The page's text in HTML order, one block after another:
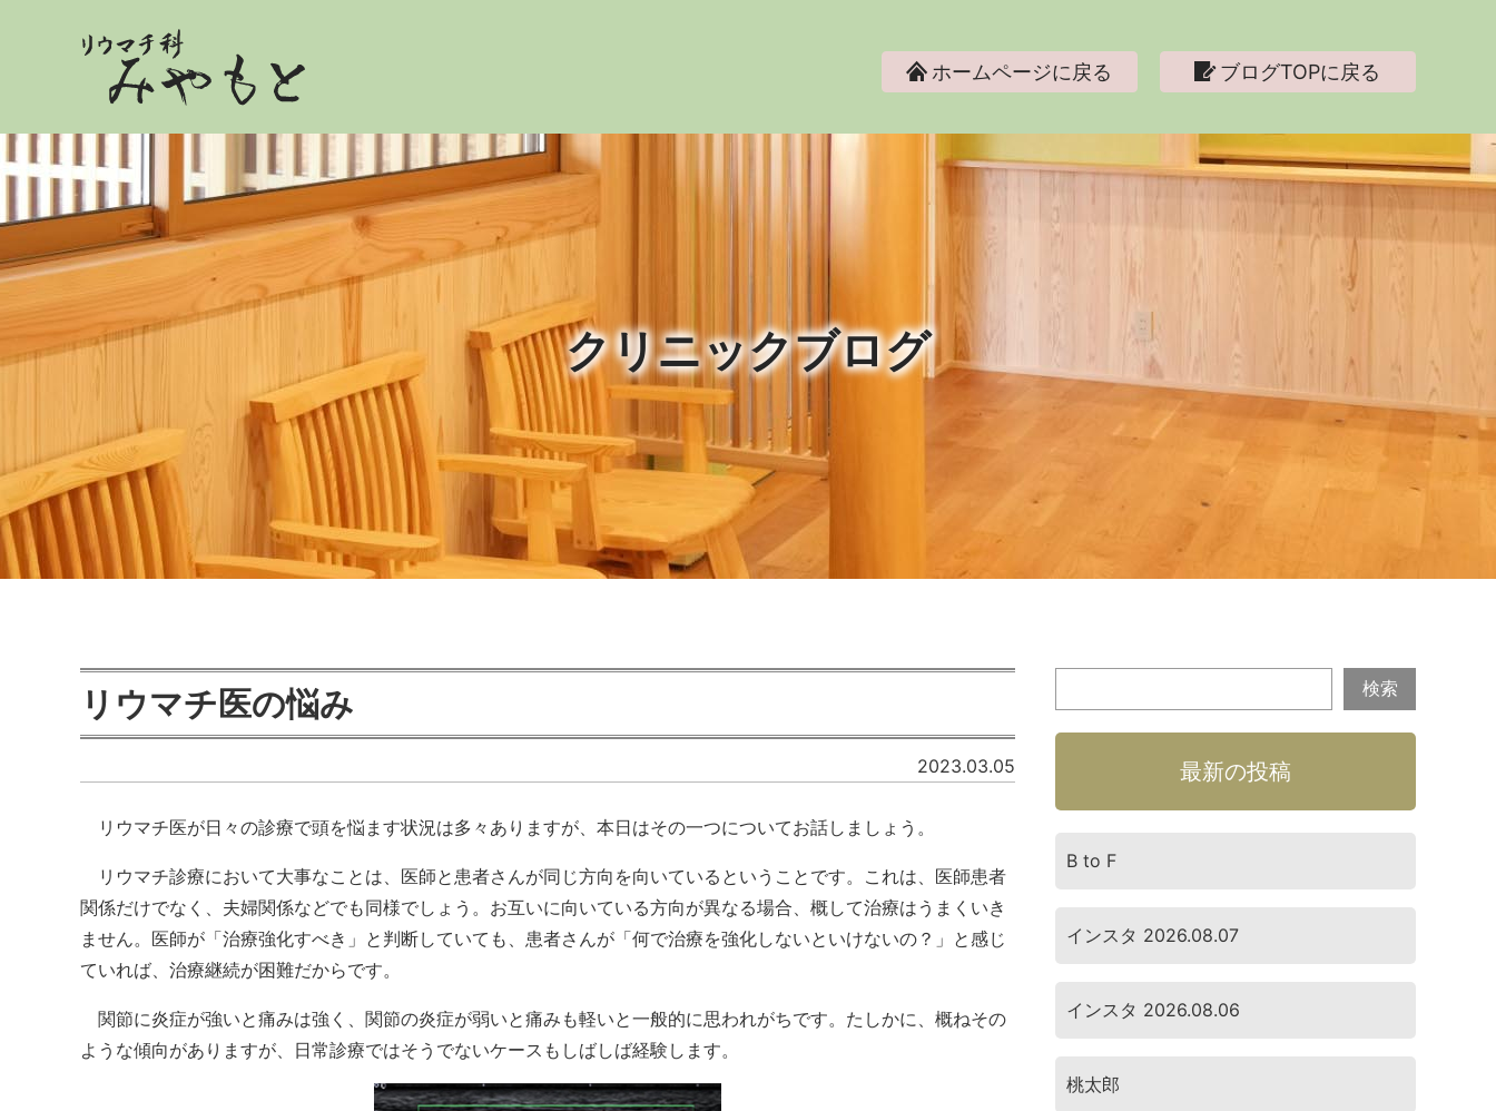
ホームページに戻る ブログTOPに戻る
クリニックブログ
リウマチ医の悩み
2023.03.05
リウマチ医が日々の診療で頭を悩ます状況は多々ありますが、本日はその一つについてお話しましょう。
リウマチ診療において大事なことは、医師と患者さんが同じ方向を向いているということです。これは、医師患者
関係だけでなく、夫婦関係などでも同様でしょう。お互いに向いている方向が異なる場合、概して治療はうまくいき
ません。医師が「治療強化すべき」と判断していても、患者さんが「何で治療を強化しないといけないの？」と感じ
ていれば、治療継続が困難だからです。
関節に炎症が強いと痛みは強く、関節の炎症が弱いと痛みも軽いと一般的に思われがちです。たしかに、概ねその
ような傾向がありますが、日常診療ではそうでないケースもしばしば経験します。
最新の投稿
B to F
インスタ 2026.08.07
インスタ 2026.08.06
桃太郎